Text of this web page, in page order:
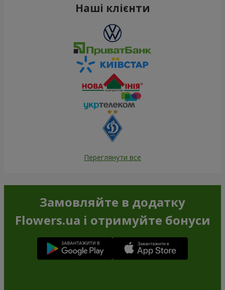
Наші клієнти
Переглянути все
Замовляйте в додатку
Flowers.ua і отримуйте бонуси